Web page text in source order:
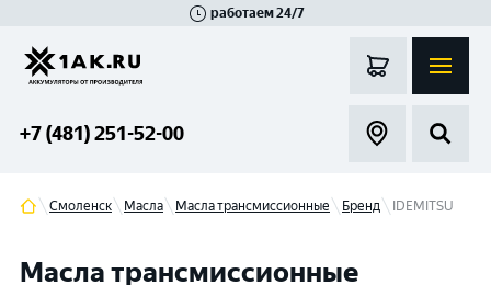
работаем 24/7
+7 (481) 251-52-00
Смоленск Масла Масла трансмиссионные Бренд IDEMITSU
Масла трансмиссионные
Гатчина